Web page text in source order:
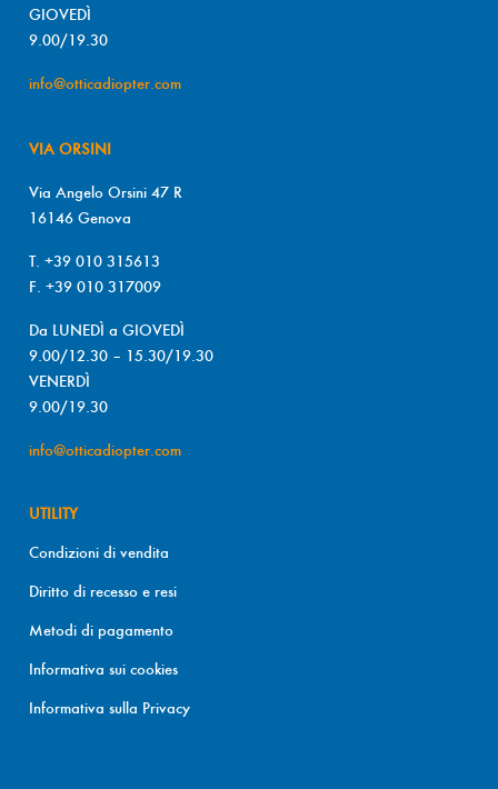
GIOVEDÌ
9.00/19.30
info@otticadiopter.com
VIA ORSINI
Via Angelo Orsini 47 R
16146 Genova
T. +39 010 315613
F. +39 010 317009
Da LUNEDÌ a GIOVEDÌ
9.00/12.30 – 15.30/19.30
VENERDÌ
9.00/19.30
info@otticadiopter.com
UTILITY
Condizioni di vendita
Diritto di recesso e resi
Metodi di pagamento
Informativa sui cookies
Informativa sulla Privacy